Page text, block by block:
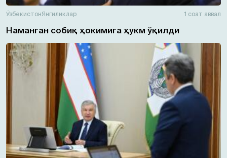
ЎзбекистонЯнгиликлар 1 соат аввал
Наманган собиқ ҳокимига ҳукм ўқилди